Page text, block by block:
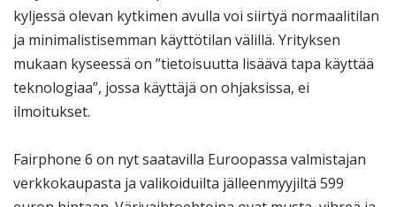
kyljessä olevan kytkimen avulla voi siirtyä normaalitilan
ja minimalistisemman käyttötilan välillä. Yrityksen
mukaan kyseessä on ”tietoisuutta lisäävä tapa käyttää
teknologiaa”, jossa käyttäjä on ohjaksissa, ei
ilmoitukset.
Fairphone 6 on nyt saatavilla Euroopassa valmistajan
verkkokaupasta ja valikoiduilta jälleenmyyjiltä 599